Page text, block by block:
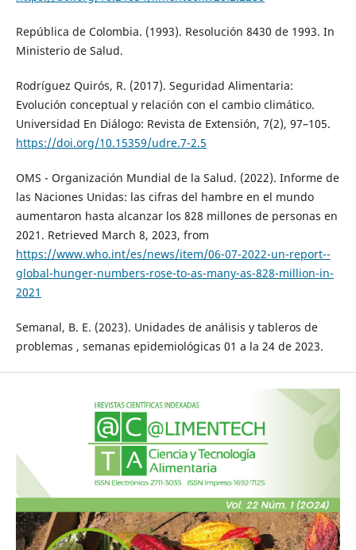
República de Colombia. (1993). Resolución 8430 de 1993. In
Ministerio de Salud.
Rodríguez Quirós, R. (2017). Seguridad Alimentaria:
Evolución conceptual y relación con el cambio climático.
Universidad En Diálogo: Revista de Extensión, 7(2), 97–105.
https://doi.org/10.15359/udre.7-2.5
OMS - Organización Mundial de la Salud. (2022). Informe de
las Naciones Unidas: las cifras del hambre en el mundo
aumentaron hasta alcanzar los 828 millones de personas en
2021. Retrieved March 8, 2023, from
https://www.who.int/es/news/item/06-07-2022-un-report--
global-hunger-numbers-rose-to-as-many-as-828-million-in-
2021
Semanal, B. E. (2023). Unidades de análisis y tableros de
problemas , semanas epidemiológicas 01 a la 24 de 2023.